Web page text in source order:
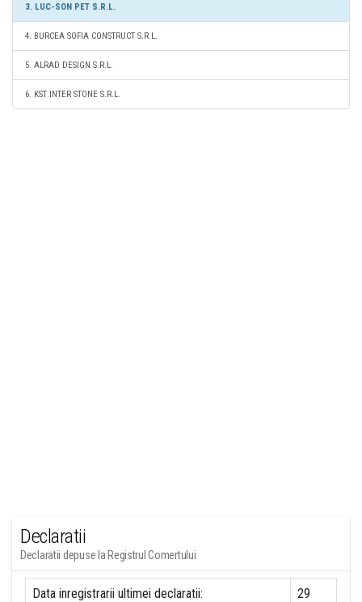
3. LUC-SON PET S.R.L.
4. BURCEA SOFIA CONSTRUCT S.R.L.
5. ALRAD DESIGN S.R.L.
6. KST INTER STONE S.R.L.
Declaratii
Declaratii depuse la Registrul Comertului
Data inregistrarii ultimei declaratii:
29